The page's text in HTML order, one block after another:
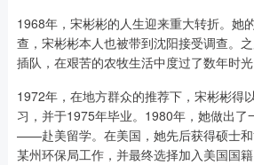
1968年，宋彬彬的人生迎来重大转折。她
查，宋彬彬本人也被带到沈阳接受调查。
插队，在艰苦的农牧生活中度过了数年时光
1972年，在地方群众的推荐下，宋彬彬得
习，并于1975年毕业。1980年，她做出了
——赴美留学。在美国，她先后获得硕士和
某州环保局工作，并最终选择加入美国国籍